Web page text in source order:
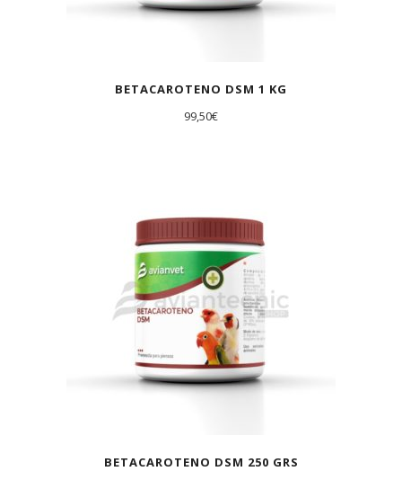
BETACAROTENO DSM 1 KG
99,50€
BETACAROTENO DSM 250 GRS